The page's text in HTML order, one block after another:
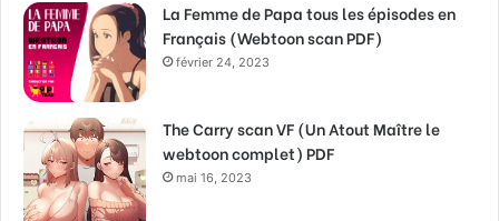
La Femme de Papa tous les épisodes en
Français (Webtoon scan PDF)
février 24, 2023
The Carry scan VF (Un Atout Maître le
webtoon complet) PDF
mai 16, 2023